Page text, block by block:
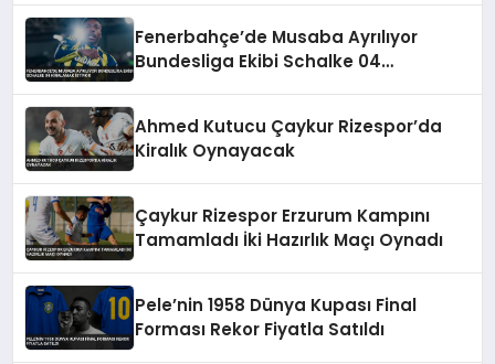
Fenerbahçe’de Musaba Ayrılıyor
Bundesliga Ekibi Schalke 04
Ahmed Kutucu Çaykur Rizespor’da
Kiralık Oynayacak
Çaykur Rizespor Erzurum Kampını
Tamamladı İki Hazırlık Maçı Oynadı
Pele’nin 1958 Dünya Kupası Final
Forması Rekor Fiyatla Satıldı